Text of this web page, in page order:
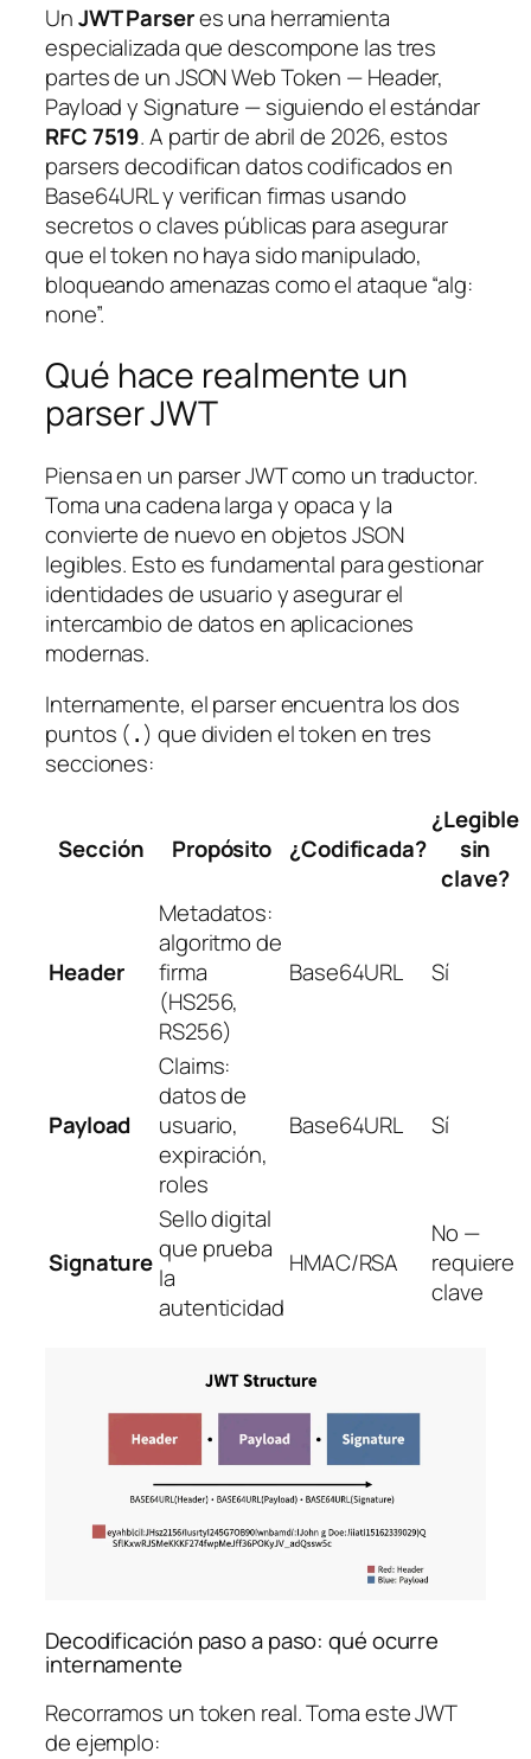
UnJWT Parseres una herramienta
especializada que descompone las tres
partes de un JSON Web Token — Header,
Payload y Signature — siguiendo el estándar
RFC 7519. A partir de abril de 2026, estos
parsers decodifican datos codificados en
Base64URL y verifican firmas usando
secretos o claves públicas para asegurar
que el token no haya sido manipulado,
bloqueando amenazas como el ataque “alg:
none”.
Qué hace realmente un
parser JWT
Piensa en un parser JWT como un traductor.
Toma una cadena larga y opaca y la
convierte de nuevo en objetos JSON
legibles. Esto es fundamental para gestionar
identidades de usuario y asegurar el
intercambio de datos en aplicaciones
modernas.
Internamente, el parser encuentra los dos
puntos ( . ) que dividen el token en tres
secciones:
Sección Propósito ¿Codificada?
¿Legible
sin
clave?
Header
Metadatos:
algoritmo de
firma
(HS256,
RS256)
Base64URL Sí
Payload
Claims:
datos de
usuario,
expiración,
roles
Base64URL Sí
Signature
Sello digital
que prueba
la
autenticidad
HMAC/RSA
No —
requiere
clave
Decodificación paso a paso: qué ocurre
internamente
Recorramos un token real. Toma este JWT
de ejemplo: